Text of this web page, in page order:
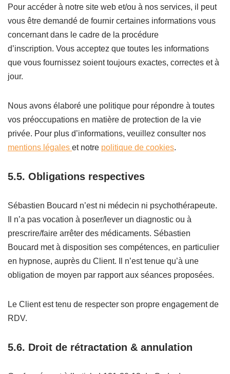
Pour accéder à notre site web et/ou à nos services, il peut
vous être demandé de fournir certaines informations vous
concernant dans le cadre de la procédure
d’inscription. Vous acceptez que toutes les informations
que vous fournissez soient toujours exactes, correctes et à
jour.
Nous avons élaboré une politique pour répondre à toutes
vos préoccupations en matière de protection de la vie
privée. Pour plus d’informations, veuillez consulter nos
mentions légales et notre politique de cookies.
5.5. Obligations respectives
Sébastien Boucard n’est ni médecin ni psychothérapeute.
Il n’a pas vocation à poser/lever un diagnostic ou à
prescrire/faire arrêter des médicaments. Sébastien
Boucard met à disposition ses compétences, en particulier
en hypnose, auprès du Client. Il n’est tenue qu’à une
obligation de moyen par rapport aux séances proposées.
Le Client est tenu de respecter son propre engagement de
RDV.
5.6. Droit de rétractation & annulation